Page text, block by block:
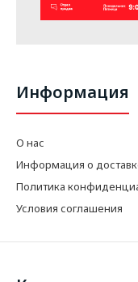
Информация
О нас
Информация о
Политика
Условия соглашения